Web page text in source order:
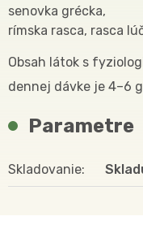
senovka grécka,
rímska rasca, rasca
Obsah látok s
dennej dávke je 4–6
Parametre
Skladovanie